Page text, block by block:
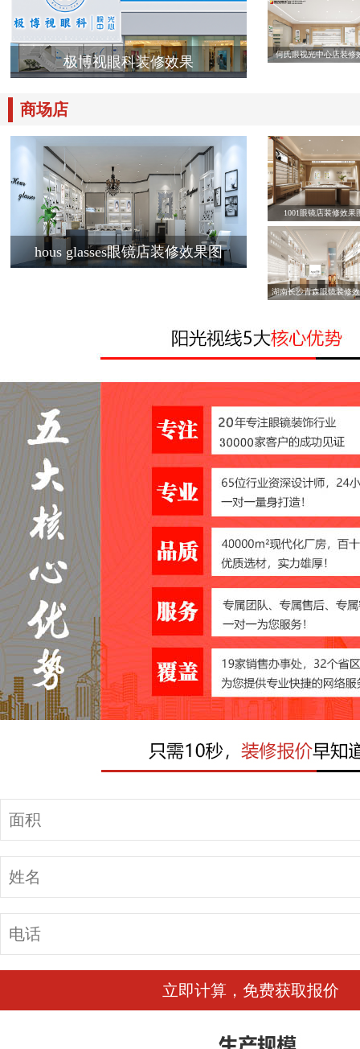
极博视眼科装修效果 何氏眼视光中心店装修
商场店
hous glasses眼镜店装修效果图
1001眼镜店装修效果
湖南长沙青森眼镜装修